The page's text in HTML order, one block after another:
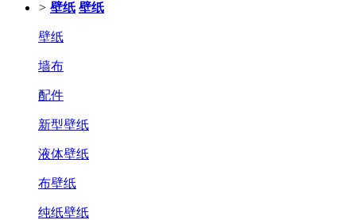
> 壁纸 壁纸
壁纸
墙布
配件
新型壁纸
液体壁纸
布壁纸
纯纸壁纸